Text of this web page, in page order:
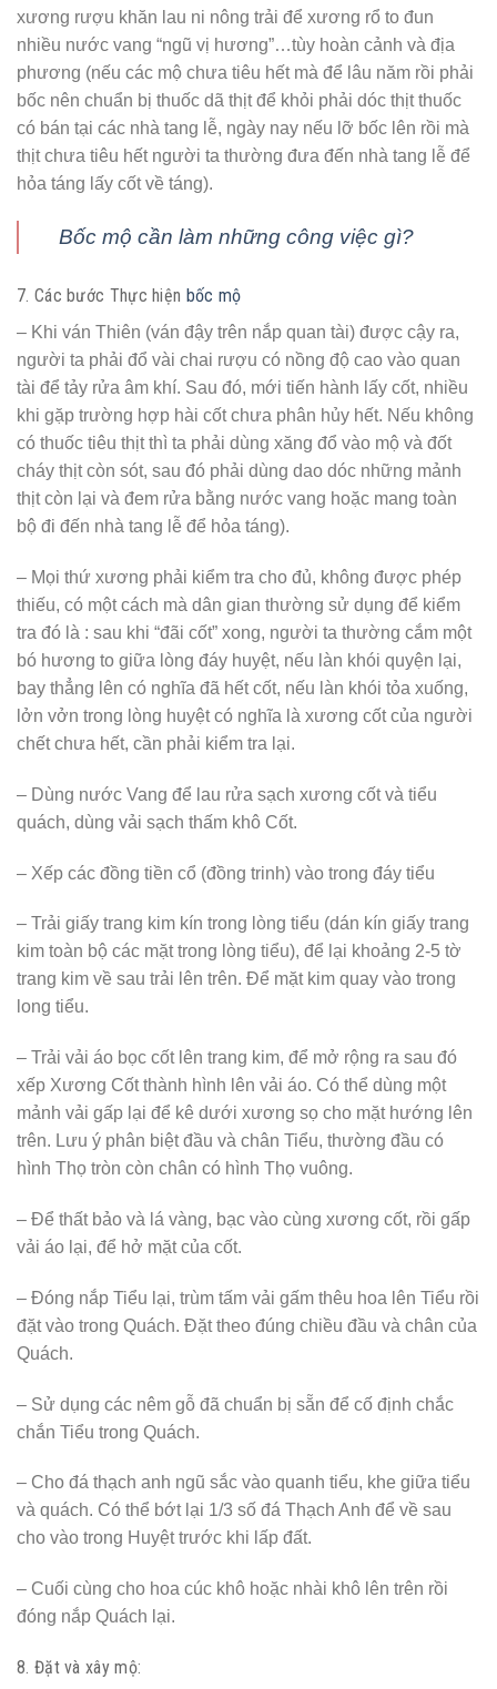
Con Nam mô Bổn sư Thích Ca Mâu Ni Phật : 3 lần
4. Tiểu Quách:
– Tùy theo hoàn cảnh kinh tế của từng gia đình mà chúng
ta chọn Tiểu và Quách bằng nhiều vật liệu khác nhau như
sành, sứ , xi măng, gỗ… Đây là chặng cuối cùng làm cho
người thân, nên các gia đình cũng cần tìm hiểu kỹ các nhà
loại tiểu quách và giá cả cũng không đồng nhất. Nhiều khi
hoặc có những gia đình mua những loại rất bình thường ở
cửa hàng này nhưng giá lại cao bằng hàng khá tốt cửa
hàng khác…
5. Đồ vật đặt vào tiểu quách
– Giấy trang kim
– Vải bọc cốt
– Tiền cổ – đồng trinh
– Thất bảo
– Hoa cúc khô, hoặc hoa nhài khô
– Vải bọc tiểu
– Ngũ vị hương
– Đá thạch anh trắng trải dưới mộ, đá thạch anh ngũ sắc
chèn quanh tiểu và trải một ít xuống mộ
– Tiền vàng âm phủ, tiền lẻ mới hiện tại.
6. Đồ dùng, vật dụng khác
Chuẩn bị bạt che, đèn “ánh sáng” 1 miếng vải đỏ, chậu rửa
nhiều nước vang “ngũ vị hương”…tùy hoàn cảnh và địa
bốc nên chuẩn bị thuốc dã thịt để khỏi phải dóc thịt thuốc
có bán tại các nhà tang lễ, ngày nay nếu lỡ bốc lên rồi mà
thịt chưa tiêu hết người ta thường đưa đến nhà tang lễ để
hỏa táng lấy cốt về táng).
Bốc mộ cần làm những công việc gì?
7. Các bước Thực hiện bốc mộ
– Khi ván Thiên (ván đậy trên nắp quan tài) được cậy ra,
tài để tảy rửa âm khí. Sau đó, mới tiến hành lấy cốt, nhiều
khi gặp trường hợp hài cốt chưa phân hủy hết. Nếu không
cháy thịt còn sót, sau đó phải dùng dao dóc những mảnh
thịt còn lại và đem rửa bằng nước vang hoặc mang toàn
bộ đi đến nhà tang lễ để hỏa táng).
– Mọi thứ xương phải kiểm tra cho đủ, không được phép
thiếu, có một cách mà dân gian thường sử dụng để kiểm
bó hương to giữa lòng đáy huyệt, nếu làn khói quyện lại,
bay thẳng lên có nghĩa đã hết cốt, nếu làn khói tỏa xuống,
lởn vởn trong lòng huyệt có nghĩa là xương cốt của người
chết chưa hết, cần phải kiểm tra lại.
– Dùng nước Vang để lau rửa sạch xương cốt và tiểu
quách, dùng vải sạch thấm khô Cốt.